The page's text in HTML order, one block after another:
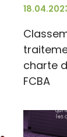
charte
FCBA